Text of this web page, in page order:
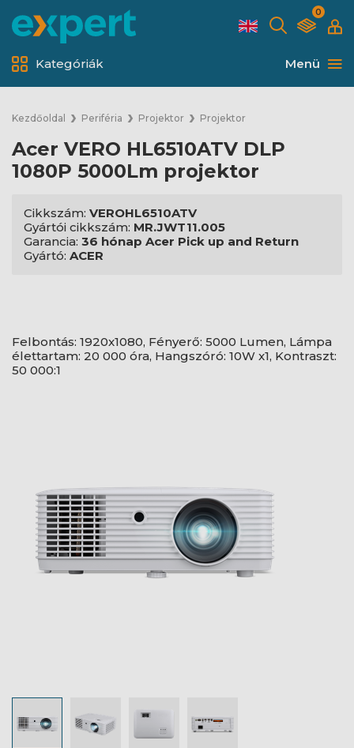
0
Menü
Kategóriák
Kezdőoldal Periféria Projektor Projektor
Acer VERO HL6510ATV DLP
1080P 5000Lm projektor
Cikkszám: VEROHL6510ATV
Gyártói cikkszám: MR.JWT11.005
Garancia: 36 hónap Acer Pick up and Return
Gyártó: ACER
Felbontás: 1920x1080, Fényerő: 5000 Lumen, Lámpa
élettartam: 20 000 óra, Hangszóró: 10W x1, Kontraszt:
50 000:1